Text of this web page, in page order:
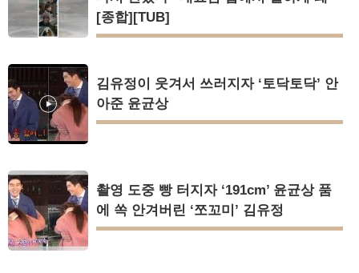
[종합][TUB]
김유정이 웃겨서 쓰러지자 ‘토닥토닥’ 안
아준 윤균상
촬영 도중 빵 터지자 ‘191cm’ 윤균상 품
에 쏙 안겨버린 ‘쪼꼬미’ 김유정